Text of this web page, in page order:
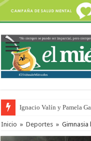
Ignacio Valín y Pamela
Traigo el litoral en mi
Inicio » Deportes » Gimnasia